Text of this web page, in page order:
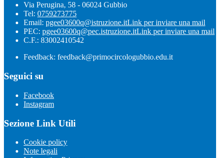
Via Perugina, 58 - 06024 Gubbio
Tel: 0759273775
Email: pgee03600q@istruzione.itLink per inviare una mail
PEC: pgee03600q@pec.istruzione.itLink per inviare una mail
C.F.: 83002410542
Feedback: feedback@primocircologubbio.edu.it
Seguici su
Facebook
Instagram
Sezione Link Utili
Cookie policy
Note legali